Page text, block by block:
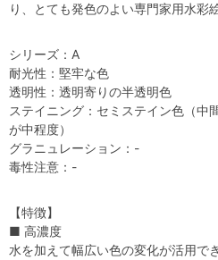
り、とても発色のよい専門家用水彩
シリーズ：A
耐光性：堅牢な色
透明性：透明寄りの半透明色
ステイニング：セミステイン色（中
が中程度）
グラニュレーション：-
毒性注意：-
【特徴】
■ 高濃度
水を加えて幅広い色の変化が活用で